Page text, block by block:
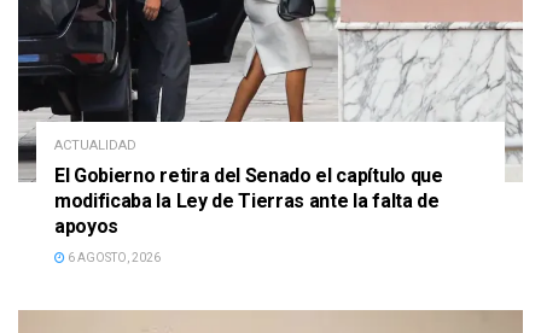
ACTUALIDAD
El Gobierno retira del Senado el capítulo que
modificaba la Ley de Tierras ante la falta de
apoyos
6 AGOSTO, 2026